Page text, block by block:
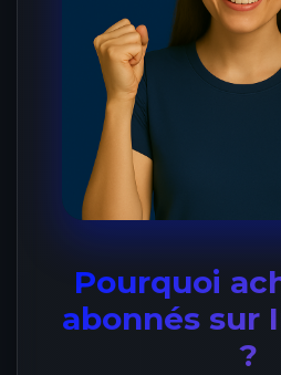
Pourquoi
abonnés sur
?